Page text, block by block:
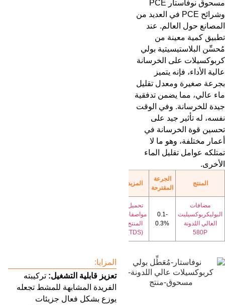
مسحوق نوفاستار PCE
وشرائح PCE في العديد من
المصانع حول العالم. عند
تطبيق كمية معينة من
مُحسِّن البلاستيسيتية بولي
كربوكسيلات على الخرسانة
عالية الأداء، فإنه يتميز
بجرعة صغيرة ومعدل تقليل
ماء عالي، مما يضمن تدفقية
جيدة للخرسانة. وفي الوقت
نفسه، له تأثير جيد على
تحسين قوة الخرسانة في
أعمار مختلفة، وهو ما لا
تمتلكه عوامل تقليل الماء
الأخرى.
المنتج
الجرعة
المقترحة
المزيد
مضافات
البوليكربوكسيليت
العالي اللدونة
580P
0.1-
0.3%
تحميل
مواصفات
المنتج
(TDS)
المزايا:
تعزيز قابلية التشغيل: تركيبته
الفريدة المشابهة للمشط تجعله
يوزع بشكل فعال جزيئات